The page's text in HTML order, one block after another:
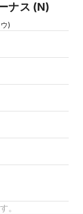
ナス (N)
)
。